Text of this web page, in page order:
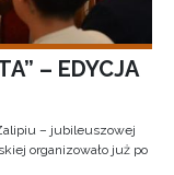
– EDYCJA
– jubileuszowej
organizowało już po